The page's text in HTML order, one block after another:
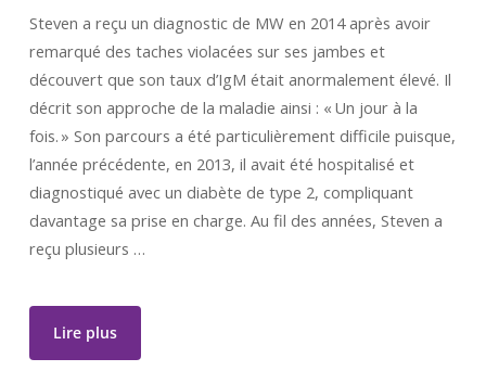
Steven a reçu un diagnostic de MW en 2014 après avoir
remarqué des taches violacées sur ses jambes et
découvert que son taux d’IgM était anormalement élevé. Il
décrit son approche de la maladie ainsi : « Un jour à la
fois. » Son parcours a été particulièrement difficile puisque,
l’année précédente, en 2013, il avait été hospitalisé et
diagnostiqué avec un diabète de type 2, compliquant
davantage sa prise en charge. Au fil des années, Steven a
reçu plusieurs …
Lire plus